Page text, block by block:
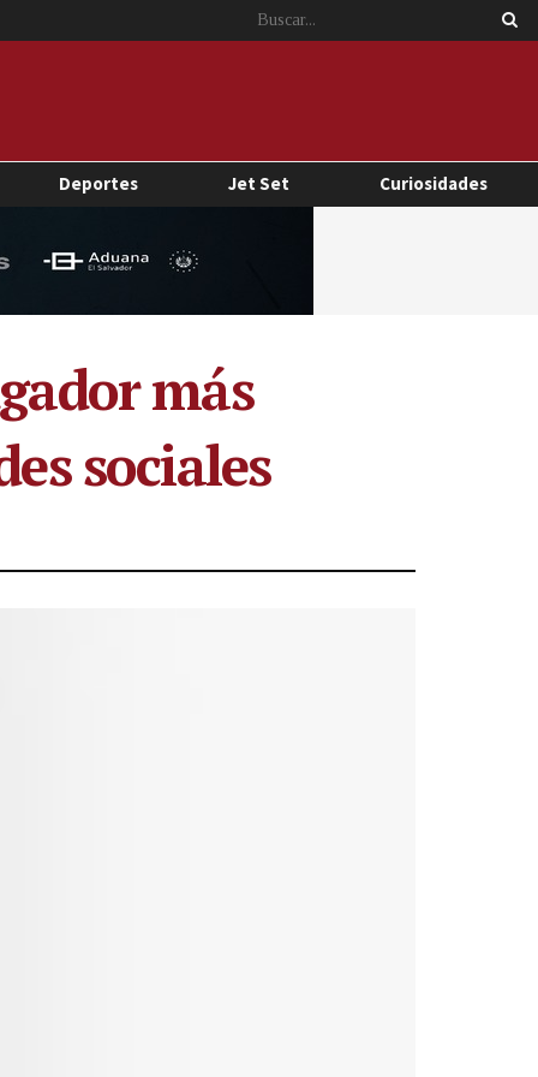
Deportes Jet Set Curiosidades
más
sociales